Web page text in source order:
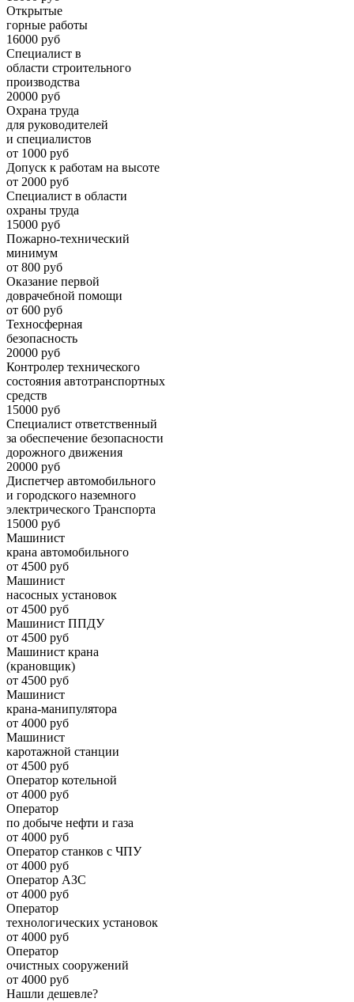
Открытые
горные работы
16000 руб
Специалист в
области строительного
производства
20000 руб
Охрана труда
для руководителей
и специалистов
от 1000 руб
Допуск к работам на высоте
от 2000 руб
Специалист в области
охраны труда
15000 руб
Пожарно-технический
минимум
от 800 руб
Оказание первой
доврачебной помощи
от 600 руб
Техносферная
безопасность
20000 руб
Контролер технического
состояния автотранспортных
средств
15000 руб
Специалист ответственный
за обеспечение безопасности
дорожного движения
20000 руб
Диспетчер автомобильного
и городского наземного
электрического Транспорта
15000 руб
Машинист
крана автомобильного
от 4500 руб
Машинист
насосных установок
от 4500 руб
Машинист ППДУ
от 4500 руб
Машинист крана
(крановщик)
от 4500 руб
Машинист
крана-манипулятора
от 4000 руб
Машинист
каротажной станции
от 4500 руб
Оператор котельной
от 4000 руб
Оператор
по добыче нефти и газа
от 4000 руб
Оператор станков с ЧПУ
от 4000 руб
Оператор АЗС
от 4000 руб
Оператор
технологических установок
от 4000 руб
Оператор
очистных сооружений
от 4000 руб
Нашли дешевле?